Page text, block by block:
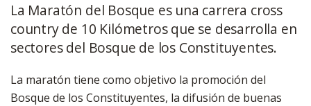
La Maratón del Bosque es una carrera cross
country de 10 Kilómetros que se desarrolla en
sectores del Bosque de los Constituyentes.
La maratón tiene como objetivo la promoción del
Bosque de los Constituyentes, la difusión de buenas